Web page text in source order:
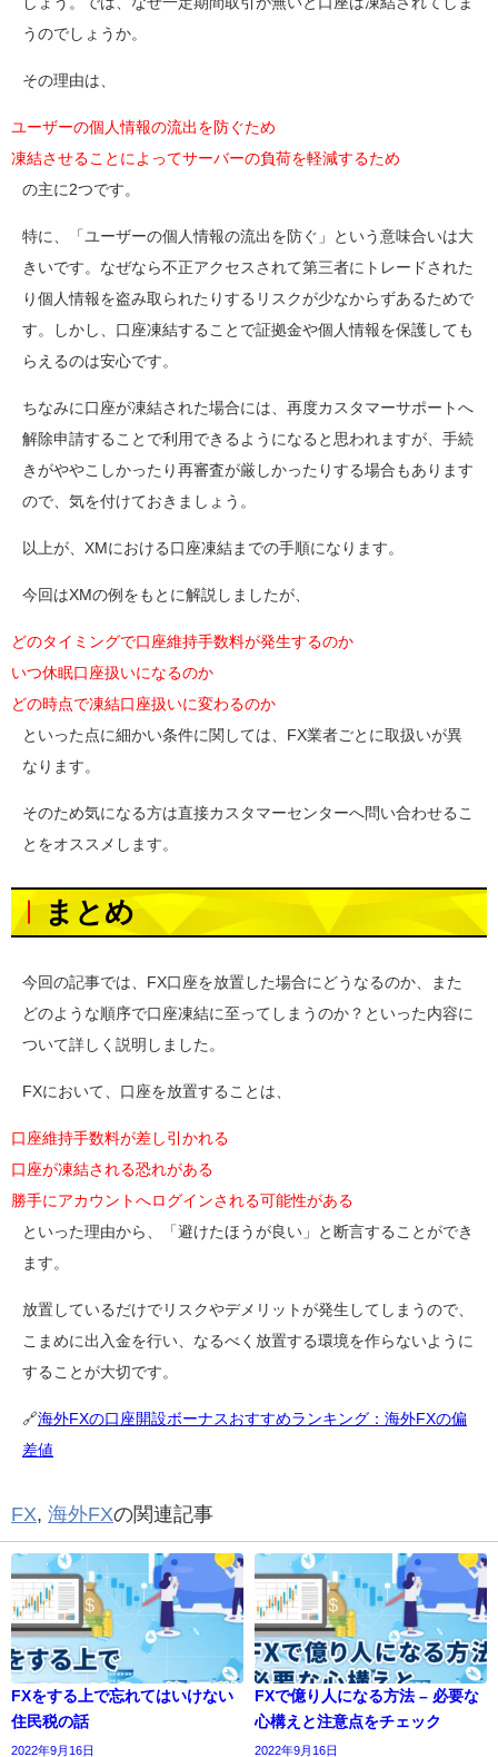
うのでしょうか。
その理由は、
ユーザーの個人情報の流出を防ぐため
凍結させることによってサーバーの負荷を軽減するため
の主に2つです。
特に、「ユーザーの個人情報の流出を防ぐ」という意味合いは大
きいです。なぜなら不正アクセスされて第三者にトレードされた
り個人情報を盗み取られたりするリスクが少なからずあるためで
す。しかし、口座凍結することで証拠金や個人情報を保護しても
らえるのは安心です。
ちなみに口座が凍結された場合には、再度カスタマーサポートへ
解除申請することで利用できるようになると思われますが、手続
きがややこしかったり再審査が厳しかったりする場合もあります
ので、気を付けておきましょう。
以上が、XMにおける口座凍結までの手順になります。
今回はXMの例をもとに解説しましたが、
どのタイミングで口座維持手数料が発生するのか
いつ休眠口座扱いになるのか
どの時点で凍結口座扱いに変わるのか
といった点に細かい条件に関しては、FX業者ごとに取扱いが異
なります。
そのため気になる方は直接カスタマーセンターへ問い合わせるこ
とをオススメします。
まとめ
今回の記事では、FX口座を放置した場合にどうなるのか、また
どのような順序で口座凍結に至ってしまうのか？といった内容に
ついて詳しく説明しました。
FXにおいて、口座を放置することは、
口座維持手数料が差し引かれる
口座が凍結される恐れがある
勝手にアカウントへログインされる可能性がある
といった理由から、「避けたほうが良い」と断言することができ
ます。
放置しているだけでリスクやデメリットが発生してしまうので、
こまめに出入金を行い、なるべく放置する環境を作らないように
することが大切です。
🔗海外FXの口座開設ボーナスおすすめランキング：海外FXの偏
差値
FX, 海外FXの関連記事
FXをする上で忘れてはいけない
住民税の話
2022年9月16日
FXで億り人になる方法 – 必要な
心構えと注意点をチェック
2022年9月16日